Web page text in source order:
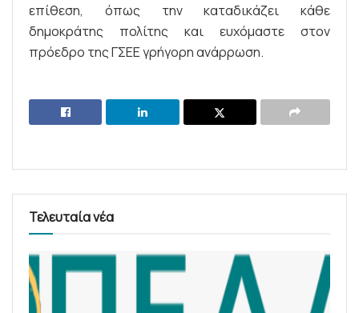
επίθεση, όπως την καταδικάζει κάθε
δημοκράτης πολίτης και ευχόμαστε στον
πρόεδρο της ΓΣΕΕ γρήγορη ανάρρωση.
Τελευταία νέα